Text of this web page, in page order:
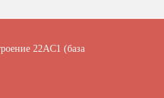
22АC1 (база